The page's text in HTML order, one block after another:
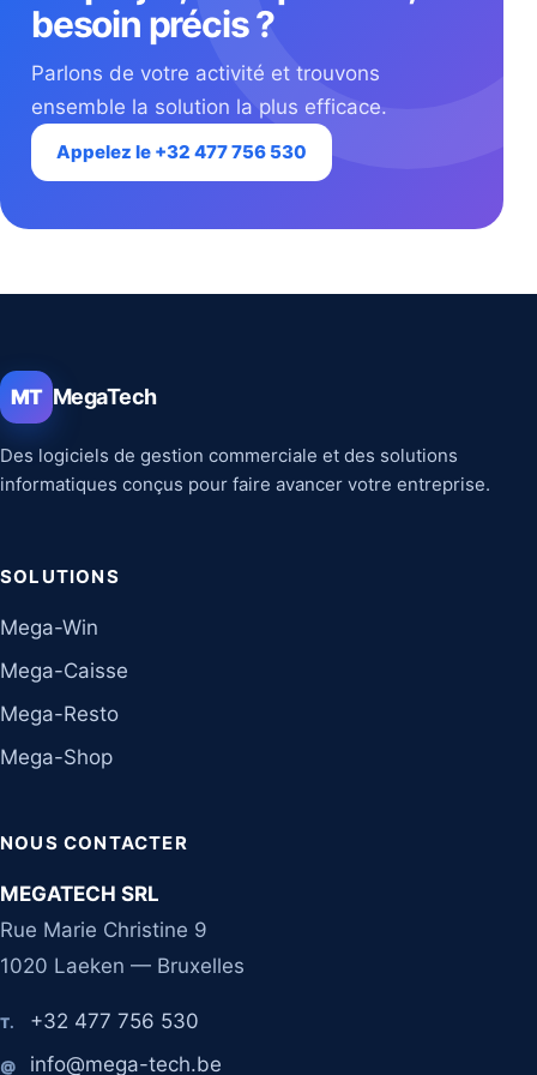
besoin précis ?
Parlons de votre activité et trouvons
ensemble la solution la plus efficace.
Appelez le +32 477 756 530
MT MegaTech
Des logiciels de gestion commerciale et des solutions
informatiques conçus pour faire avancer votre entreprise.
SOLUTIONS
Mega-Win
Mega-Caisse
Mega-Resto
Mega-Shop
NOUS CONTACTER
MEGATECH SRL
Rue Marie Christine 9
1020 Laeken — Bruxelles
T. +32 477 756 530
@ info@mega-tech.be